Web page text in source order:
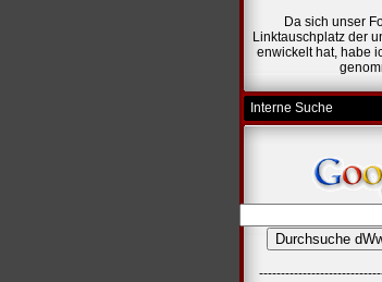
Da sich unser
Linktauschplatz der
enwickelt hat, habe
Interne Suche